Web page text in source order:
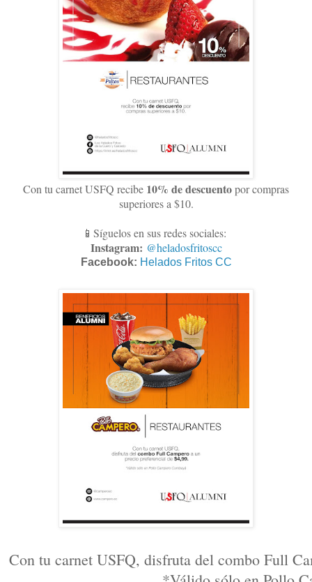
Con tu carnet USFQ recibe 10% de descuentopor compras
superiores a $10.
📱Síguelos en sus redes sociales:
Instagram: @heladosfritoscc
Facebook: Helados Fritos CC
Con tu carnet USFQ, disfruta del combo Full